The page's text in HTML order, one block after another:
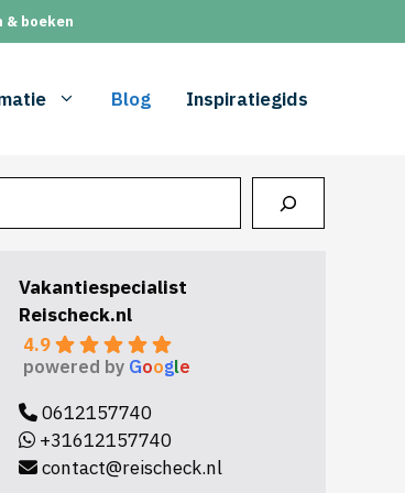
boeken
Blog Inspiratiegids
Vakantiespecialist
Reischeck.nl
4.9
powered by Google
0612157740
+31612157740
contact@reischeck.nl